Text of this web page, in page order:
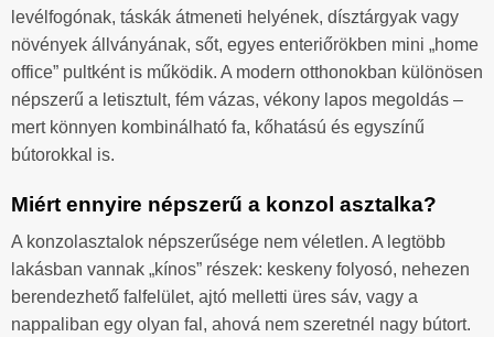
levélfogónak, táskák átmeneti helyének, dísztárgyak vagy
növények állványának, sőt, egyes enteriőrökben mini „home
office” pultként is működik. A modern otthonokban különösen
népszerű a letisztult, fém vázas, vékony lapos megoldás –
mert könnyen kombinálható fa, kőhatású és egyszínű
bútorokkal is.
Miért ennyire népszerű a konzol asztalka?
A konzolasztalok népszerűsége nem véletlen. A legtöbb
lakásban vannak „kínos” részek: keskeny folyosó, nehezen
berendezhető falfelület, ajtó melletti üres sáv, vagy a
nappaliban egy olyan fal, ahová nem szeretnél nagy bútort.